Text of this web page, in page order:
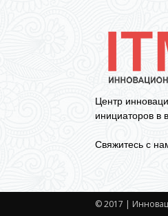
Центр
инициаторов в
Свяжитесь с
© 2017 |